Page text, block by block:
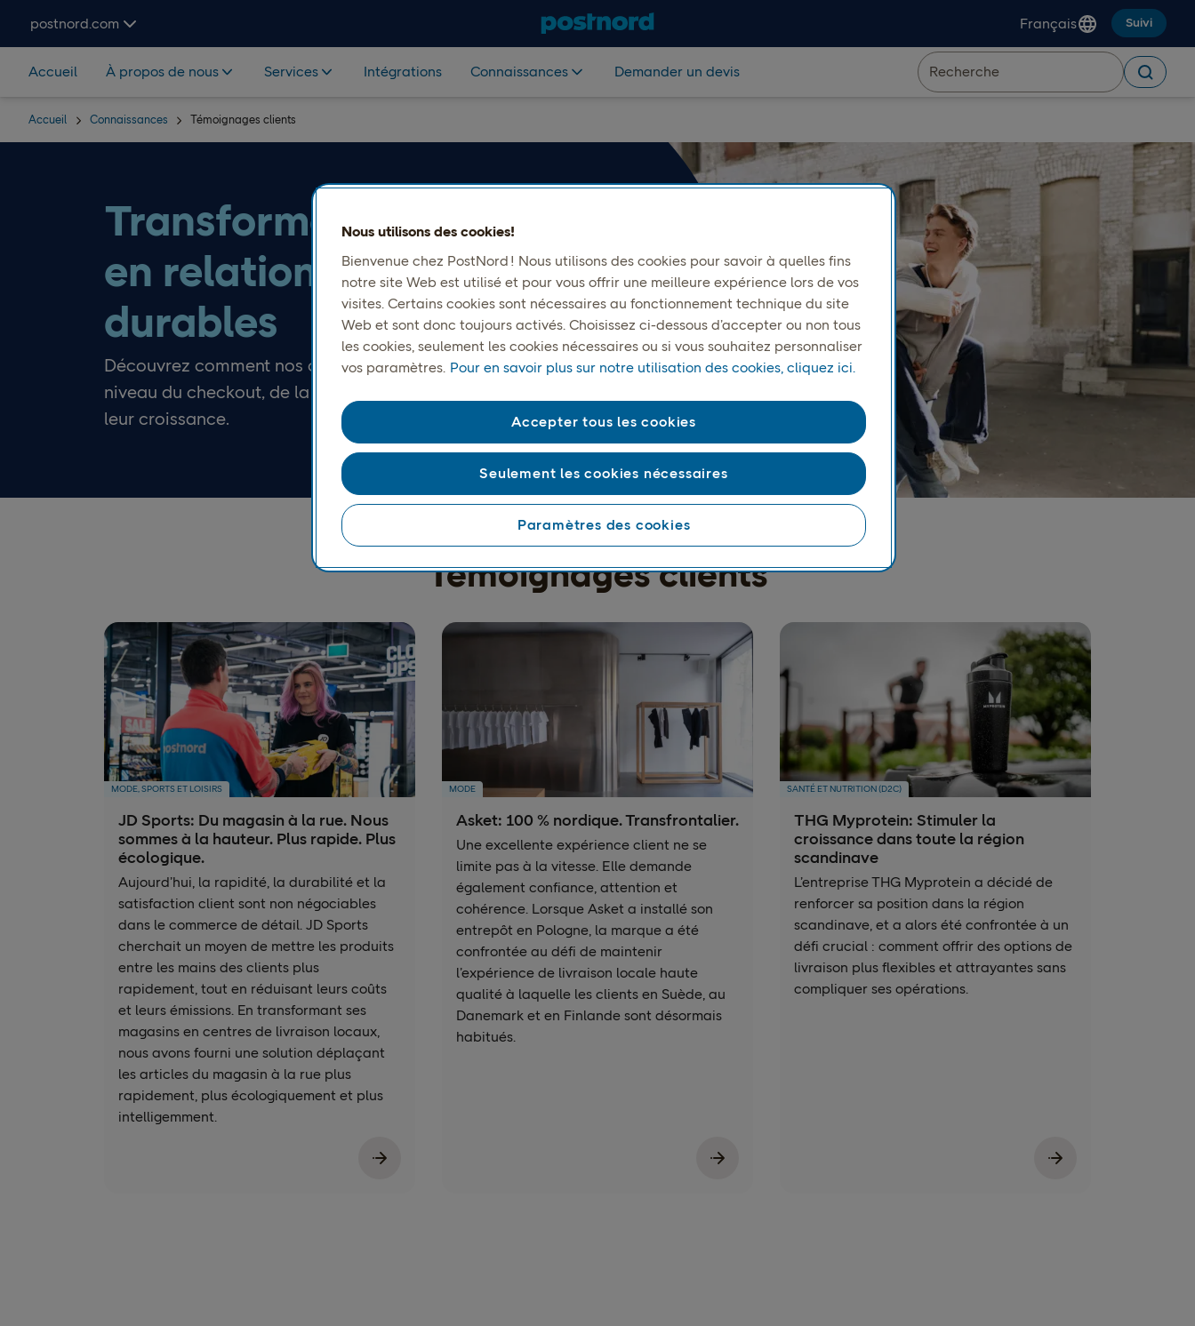
postnord.com
Français Suivi
Accueil À propos de nous Services Intégrations Connaissances Demander un devis
Accueil Connaissances Témoignages clients
Transformez les livraisons
en relations clients
durables
Découvrez comment nos clients améliorent leurs performances au
niveau du checkout, de la livraison et des retours pour stimuler
leur croissance.
Témoignages clients
MODE, SPORTS ET LOISIRS
JD Sports: Du magasin à la rue. Nous
sommes à la hauteur. Plus rapide. Plus
écologique.
Aujourd’hui, la rapidité, la durabilité et la
satisfaction client sont non négociables
dans le commerce de détail. JD Sports
cherchait un moyen de mettre les produits
entre les mains des clients plus
rapidement, tout en réduisant leurs coûts
et leurs émissions. En transformant ses
magasins en centres de livraison locaux,
nous avons fourni une solution déplaçant
les articles du magasin à la rue plus
rapidement, plus écologiquement et plus
intelligemment.
MODE
Asket: 100 % nordique. Transfrontalier.
Une excellente expérience client ne se
limite pas à la vitesse. Elle demande
également confiance, attention et
cohérence. Lorsque Asket a installé son
entrepôt en Pologne, la marque a été
confrontée au défi de maintenir
l’expérience de livraison locale haute
qualité à laquelle les clients en Suède, au
Danemark et en Finlande sont désormais
habitués.
SANTÉ ET NUTRITION (D2C)
THG Myprotein: Stimuler la
croissance dans toute la région
scandinave
L’entreprise THG Myprotein a décidé de
renforcer sa position dans la région
scandinave, et a alors été confrontée à un
défi crucial : comment offrir des options de
livraison plus flexibles et attrayantes sans
compliquer ses opérations.
Nous utilisons des cookies!
Bienvenue chez PostNord ! Nous utilisons des cookies pour savoir à quelles fins
notre site Web est utilisé et pour vous offrir une meilleure expérience lors de vos
visites. Certains cookies sont nécessaires au fonctionnement technique du site
Web et sont donc toujours activés. Choisissez ci-dessous d’accepter ou non tous
les cookies, seulement les cookies nécessaires ou si vous souhaitez personnaliser
vos paramètres. Pour en savoir plus sur notre utilisation des cookies, cliquez ici.
Paramètres des cookies
Seulement les cookies nécessaires
Accepter tous les cookies